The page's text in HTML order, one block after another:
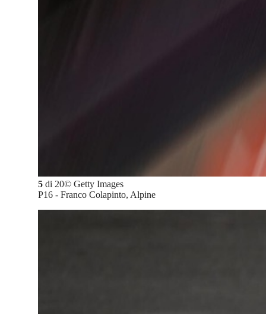
5 di 20© Getty Images
P16 - Franco Colapinto, Alpine